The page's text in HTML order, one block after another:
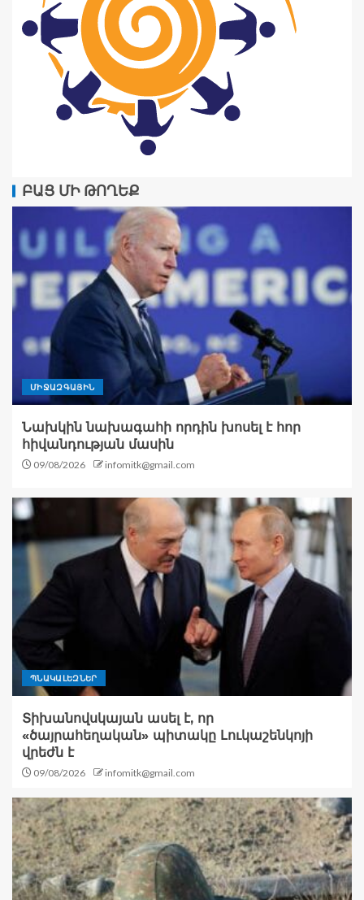
ԲԱՑ ՄԻ ԹՈՂԵՔ
ՄԻՋԱԶԳԱՅԻՆ
Նախկին նախագահի որդին խոսել է հոր
հիվանդության մասին
09/08/2026 infomitk@gmail.com
ՊՆԱԿԱԼԵԶՆԵՐ
Տիխանովսկայան ասել է, որ
«ծայրահեղական» պիտակը Լուկաշենկոյի
վրեժն է
09/08/2026 infomitk@gmail.com